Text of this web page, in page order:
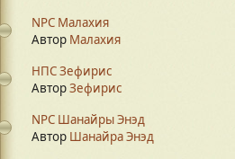
NPC Малахия
Автор Малахия
НПС Зефирис
АвторЗефирис
NPC Шанайры Энэд
Автор Шанайра Энэд